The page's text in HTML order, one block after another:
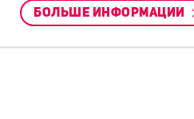
БОЛЬШЕ ИНФОРМАЦИИ